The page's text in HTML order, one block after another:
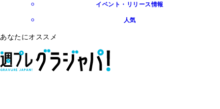
イベント・リリース情報
人気
あなたにオススメ